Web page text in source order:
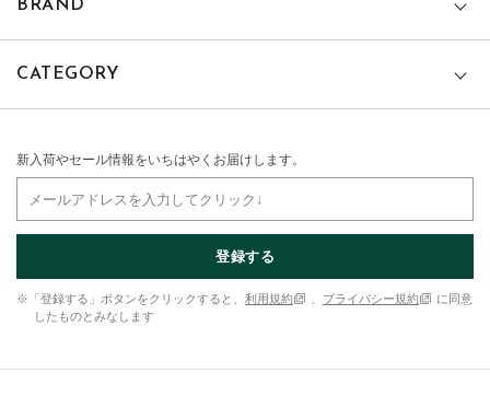
BRAND
CATEGORY
新入荷やセール情報をいちはやくお届けします。
登録する
※「登録する」ボタンをクリックすると、 利用規約 プライバシー規約
に同意
したものとみなします